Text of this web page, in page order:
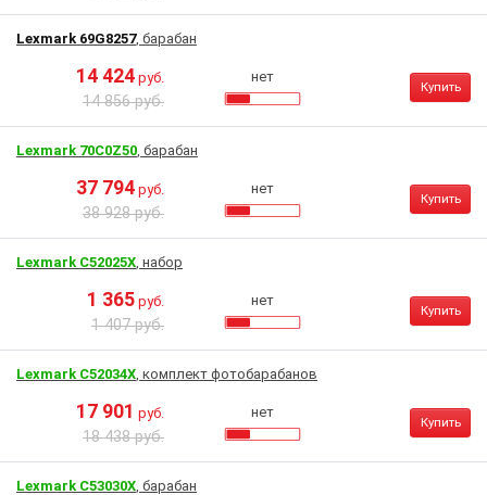
Lexmark 69G8257, барабан
14 424 руб.
14 856 руб.
нет
Купить
Lexmark 70C0Z50, барабан
37 794 руб.
38 928 руб.
нет
Купить
Lexmark C52025X, набор
1 365 руб.
1 407 руб.
нет
Купить
Lexmark C52034X, комплект фотобарабанов
17 901 руб.
18 438 руб.
нет
Купить
Lexmark C53030X, барабан